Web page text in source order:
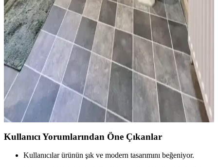
30 yıl sonra küçük bir yarım banyoda yapılan yenileme, mantar
desenli duvar kağıdı ve uygun malzeme seçimiyle estetik ve
işlevselliği artırdı. Maliyetler ve detaylar analiz edildi.
Kiralık Banyoda Dekorasyon ve Yenileme: Boya,
Zemin ve Fayans Seçiminde Dikkat Edilmesi
Gerekenler
Kiralık banyolarda boya, fayans ve zemin yenileme süreçlerinde
dayanıklılık, estetik ve ev sahibi onayı ön plandadır. Bu rehber,
pratik ve uyumlu dekorasyon önerileri sunar.
Kullanıcı Yorumlarından Öne Çıkanlar
Kullanıcılar ürünün şık ve modern tasarımını beğeniyor.